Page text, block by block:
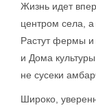
Жизнь идет
центром села, а
Растут фермы и
и Дома
не сусеки
Широко,